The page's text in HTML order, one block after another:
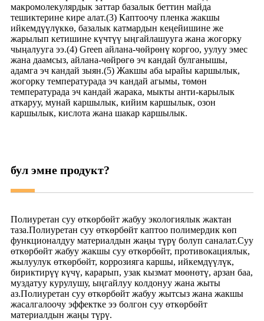
макромолекулярдык заттар базалык беттин майда
тешиктерине кире алат.(3) Каптоочу пленка жакшы
ийкемдүүлүккө, базалык катмардын кеңейишине же
жарылып кетишине күчтүү ыңгайлашууга жана жогорку
чыңалууга ээ.(4) Green айлана-чөйрөнү коргоо, уулуу эмес
жана даамсыз, айлана-чөйрөгө эч кандай булганышы,
адамга эч кандай зыян.(5) Жакшы аба ырайы каршылык,
жогорку температурада эч кандай агымы, төмөн
температурада эч кандай жарака, мыкты анти-карылык
аткаруу, мунай каршылык, кийим каршылык, озон
каршылык, кислота жана шакар каршылык.
бул эмне продукт?
Полиуретан суу өткөрбөйт жабуу экологиялык жактан
таза.Полиуретан суу өткөрбөйт каптоо полимердик көп
функционалдуу материалдын жаңы түрү болуп саналат.Суу
өткөрбөйт жабуу жакшы суу өткөрбөйт, противокациялык,
жылуулук өткөрбөйт, коррозияга каршы, ийкемдүүлүк,
бириктирүү күчү, карарып, узак кызмат мөөнөтү, арзан баа,
муздатуу курулушу, ыңгайлуу колдонуу жана жыты
аз.Полиуретан суу өткөрбөйт жабуу жытсыз жана жакшы
жасалгалоочу эффектке ээ болгон суу өткөрбөйт
материалдын жаңы түрү.